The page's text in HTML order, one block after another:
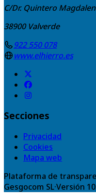
C/Dr. Quintero
38900 Valverde
922 550 078
www.elhierro.es
Secciones
Privacidad
Cookies
Mapa web
Plataforma de
Gesgocom SL·Versión